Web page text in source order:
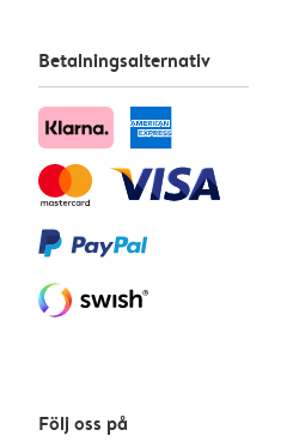
Betalningsalternativ
Följ oss på